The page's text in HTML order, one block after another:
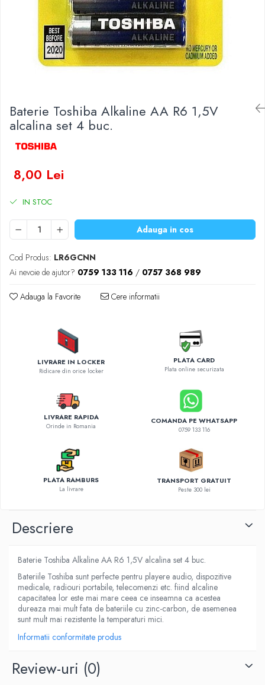
Aplice LED
Convertoare tensiune
Prelungitoare
Stabilizatoare tensiune
Diverse gadgeturi
Periferice PC
Accesorii auto
Redresoare
Roboti pornire
Diverse accesorii auto
Invertoare Auto
Aparate de spalat cu presiune
Baterii Zinc-Aer
Baterie Toshiba Alkaline AA R6 1,5V
alcalina set 4 buc.
8,00 Lei
IN STOC
Adauga in cos
Cod Produs: LR6GCNN
Ai nevoie de ajutor? 0759 133 116 / 0757 368 989
Adauga la Favorite Cere informatii
LIVRARE IN LOCKER
Ridicare din orice locker
PLATA CARD
Plata online securizata
LIVRARE RAPIDA
Orinde in Romania
COMANDA PE WHATSAPP
0759 133 116
PLATA RAMBURS
La livrare
TRANSPORT GRATUIT
Peste 300 lei
Descriere
Baterie Toshiba Alkaline AA R6 1,5V alcalina set 4 buc.
Bateriile Toshiba sunt perfecte pentru playere audio, dispozitive
medicale, radiouri portabile, telecomenzi etc. fiind alcaline
capacitatea lor este mai mare ceea ce inseamna ca acestea
dureaza mai mult fata de bateriile cu zinc-carbon, de asemenea
sunt mult mai rezistente la temperaturi mici.
Informatii conformitate produs
Review-uri (0)